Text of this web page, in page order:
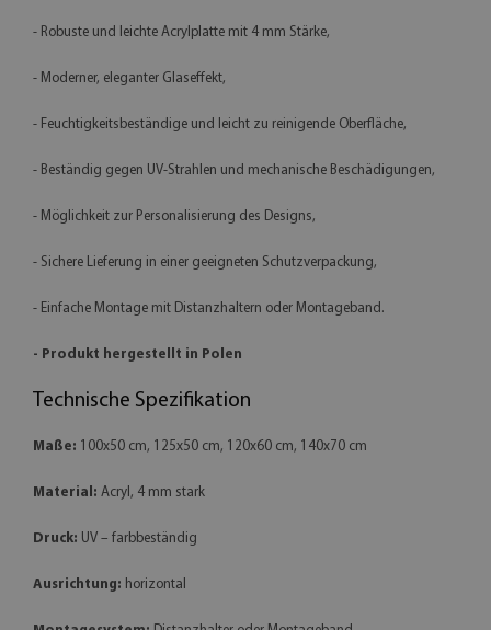
- Robuste und leichte Acrylplatte mit 4 mm Stärke,
- Moderner, eleganter Glaseffekt,
- Feuchtigkeitsbeständige und leicht zu reinigende Oberfläche,
- Beständig gegen UV-Strahlen und mechanische Beschädigungen,
- Möglichkeit zur Personalisierung des Designs,
- Sichere Lieferung in einer geeigneten Schutzverpackung,
- Einfache Montage mit Distanzhaltern oder Montageband.
- Produkt hergestellt in Polen
Technische Spezifikation
Maße: 100x50 cm, 125x50 cm, 120x60 cm, 140x70 cm
Material: Acryl, 4 mm stark
Druck: UV – farbbeständig
Ausrichtung: horizontal